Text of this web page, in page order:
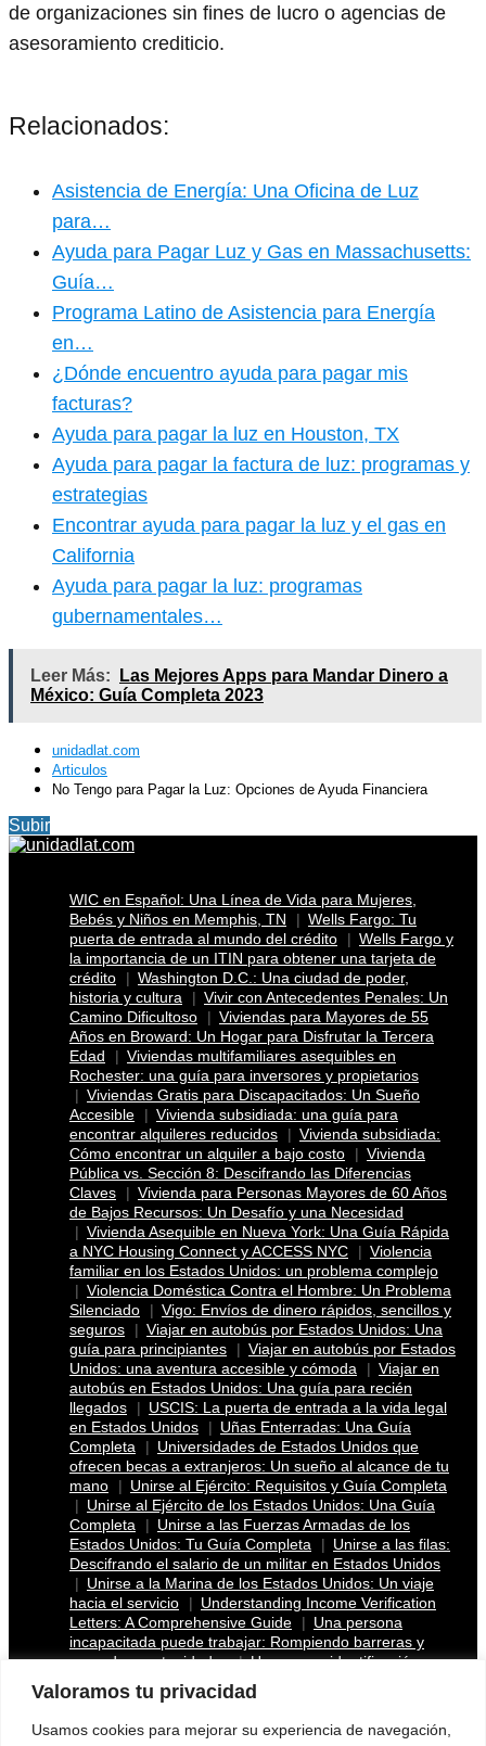
Valoramos tu privacidad
Usamos cookies para mejorar su experiencia de navegación,
de organizaciones sin fines de lucro o agencias de
asesoramiento crediticio.
Relacionados:
Asistencia de Energía: Una Oficina de Luz
para…
Ayuda para Pagar Luz y Gas en Massachusetts:
Guía…
Programa Latino de Asistencia para Energía
en…
¿Dónde encuentro ayuda para pagar mis
facturas?
Ayuda para pagar la luz en Houston, TX
Ayuda para pagar la factura de luz: programas y
estrategias
Encontrar ayuda para pagar la luz y el gas en
California
Ayuda para pagar la luz: programas
gubernamentales…
Leer Más:
Las Mejores Apps para Mandar Dinero a
México: Guía Completa 2023
unidadlat.com
Articulos
No Tengo para Pagar la Luz: Opciones de Ayuda Financiera
Subir
WIC en Español: Una Línea de Vida para Mujeres,
Bebés y Niños en Memphis, TN
Wells Fargo: Tu
puerta de entrada al mundo del crédito
Wells Fargo y
la importancia de un ITIN para obtener una tarjeta de
crédito
Washington D.C.: Una ciudad de poder,
historia y cultura
Vivir con Antecedentes Penales: Un
Camino Dificultoso
Viviendas para Mayores de 55
Años en Broward: Un Hogar para Disfrutar la Tercera
Edad
Viviendas multifamiliares asequibles en
Rochester: una guía para inversores y propietarios
Viviendas Gratis para Discapacitados: Un Sueño
Accesible
Vivienda subsidiada: una guía para
encontrar alquileres reducidos
Vivienda subsidiada:
Cómo encontrar un alquiler a bajo costo
Vivienda
Pública vs. Sección 8: Descifrando las Diferencias
Claves
Vivienda para Personas Mayores de 60 Años
de Bajos Recursos: Un Desafío y una Necesidad
Vivienda Asequible en Nueva York: Una Guía Rápida
a NYC Housing Connect y ACCESS NYC
Violencia
familiar en los Estados Unidos: un problema complejo
Violencia Doméstica Contra el Hombre: Un Problema
Silenciado
Vigo: Envíos de dinero rápidos, sencillos y
seguros
Viajar en autobús por Estados Unidos: Una
guía para principiantes
Viajar en autobús por Estados
Unidos: una aventura accesible y cómoda
Viajar en
autobús en Estados Unidos: Una guía para recién
llegados
USCIS: La puerta de entrada a la vida legal
en Estados Unidos
Uñas Enterradas: Una Guía
Completa
Universidades de Estados Unidos que
ofrecen becas a extranjeros: Un sueño al alcance de tu
mano
Unirse al Ejército: Requisitos y Guía Completa
Unirse al Ejército de los Estados Unidos: Una Guía
Completa
Unirse a las Fuerzas Armadas de los
Estados Unidos: Tu Guía Completa
Unirse a las filas:
Descifrando el salario de un militar en Estados Unidos
Unirse a la Marina de los Estados Unidos: Un viaje
hacia el servicio
Understanding Income Verification
Letters: A Comprehensive Guide
Una persona
incapacitada puede trabajar: Rompiendo barreras y
creando oportunidades
Una nueva identificación para
indocumentados en California: más que una simple
licencia
Una Nueva Esperanza: La Ley de Ajuste
Unidos
Una guía para madres solteras en Nueva